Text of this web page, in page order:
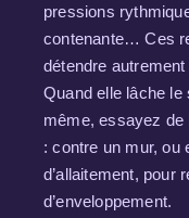
pressions
contenante… Ces
détendre
Quand elle lâche
même, essayez de
: contre un mur, ou
d’allaitement, pour
d’enveloppement.